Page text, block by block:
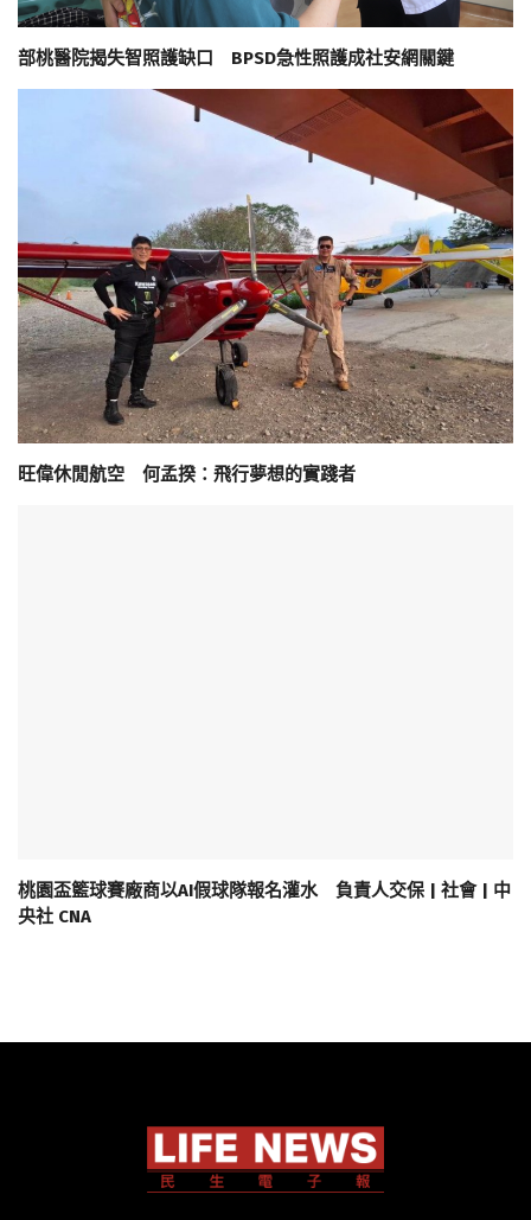
部桃醫院揭失智照護缺口 BPSD急性照護成社安網關鍵
旺偉休閒航空 何孟揆：飛行夢想的實踐者
桃園盃籃球賽廠商以AI假球隊報名灌水 負責人交保 | 社會 | 中
央社 CNA